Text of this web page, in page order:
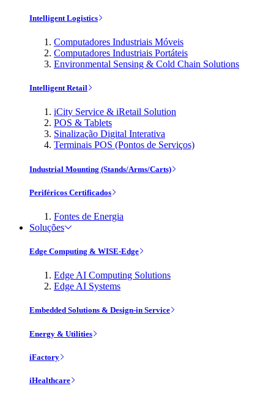
Intelligent Logistics
Computadores Industriais Móveis
Computadores Industriais Portáteis
Environmental Sensing & Cold Chain Solutions
Intelligent Retail
iCity Service & iRetail Solution
POS & Tablets
Sinalização Digital Interativa
Terminais POS (Pontos de Serviços)
Industrial Mounting (Stands/Arms/Carts)
Periféricos Certificados
Fontes de Energia
Soluções
Edge Computing & WISE-Edge
Edge AI Computing Solutions
Edge AI Systems
Embedded Solutions & Design-in Service
Energy & Utilities
iFactory
iHealthcare